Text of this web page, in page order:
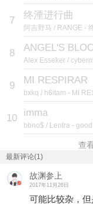
7 终湮进行曲
阿吉野马 / RANGE -
8
Alex Esseker /
9 MI RESPIRAR
bxkq / h6itam - MI
10 imma
bbno$ / Lentra -
查
最新评论(1)
故渊参上
2017年11月26日
可能比较杂，